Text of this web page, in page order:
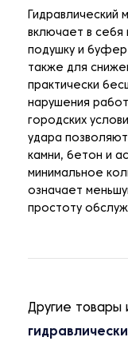
Гидравлический
включает в
подушку и
также для
практически
нарушения
городских
удара
камни, бетон и
минимальное
означает
простоту
Другие товары